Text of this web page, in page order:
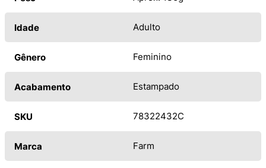
Idade Adulto
Gênero Feminino
Acabamento Estampado
SKU 78322432C
Marca Farm